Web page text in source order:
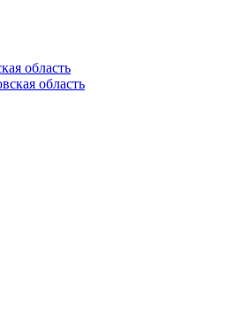
область
область